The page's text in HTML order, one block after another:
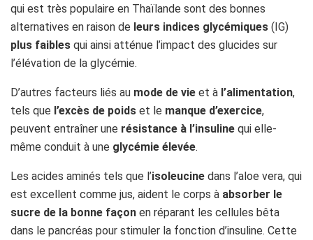
qui est très populaire en Thaïlande sont des bonnes
alternatives en raison de leurs indices glycémiques (IG)
plus faibles qui ainsi atténue l’impact des glucides sur
l’élévation de la glycémie.
D’autres facteurs liés au mode de vie et à l’alimentation,
tels que l’excès de poids et le manque d’exercice,
peuvent entraîner une résistance à l’insuline qui elle-
même conduit à une glycémie élevée.
Les acides aminés tels que l’isoleucine dans l’aloe vera, qui
est excellent comme jus, aident le corps à absorber le
sucre de la bonne façon en réparant les cellules bêta
dans le pancréas pour stimuler la fonction d’insuline. Cette